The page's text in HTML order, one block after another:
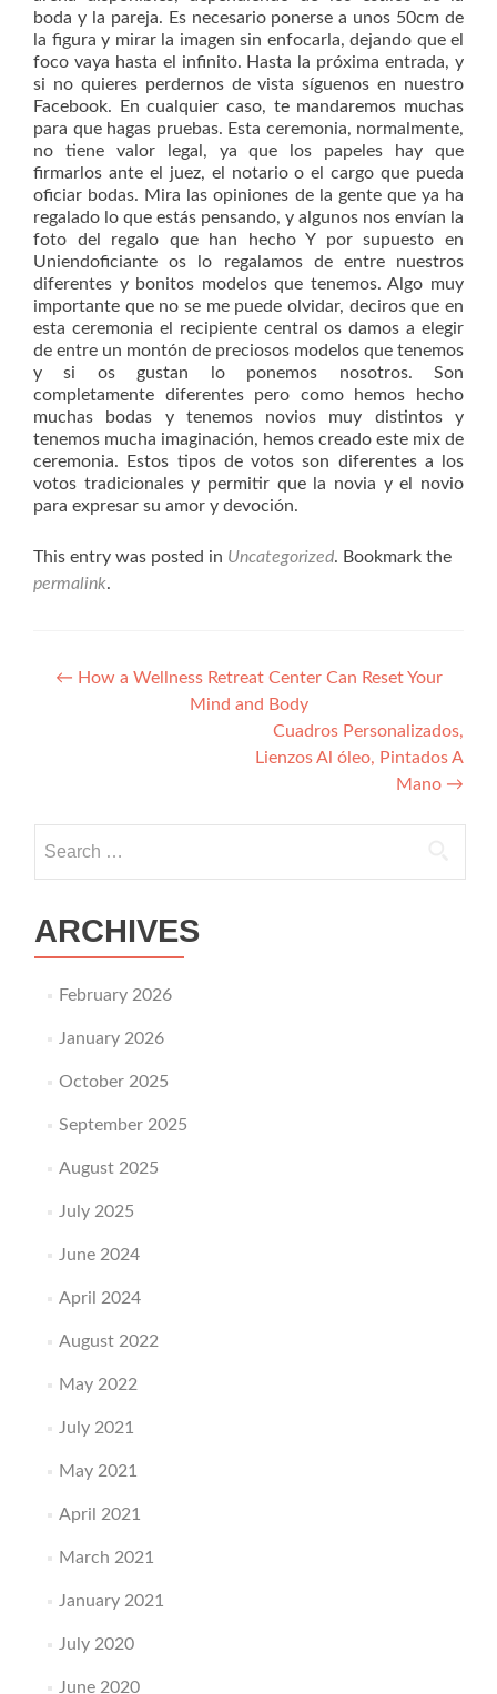
boda y la pareja. Es necesario ponerse a unos 50cm de
la figura y mirar la imagen sin enfocarla, dejando que el
foco vaya hasta el infinito. Hasta la próxima entrada, y
si no quieres perdernos de vista síguenos en nuestro
Facebook. En cualquier caso, te mandaremos muchas
para que hagas pruebas. Esta ceremonia, normalmente,
no tiene valor legal, ya que los papeles hay que
firmarlos ante el juez, el notario o el cargo que pueda
oficiar bodas. Mira las opiniones de la gente que ya ha
regalado lo que estás pensando, y algunos nos envían la
foto del regalo que han hecho Y por supuesto en
Uniendoficiante os lo regalamos de entre nuestros
diferentes y bonitos modelos que tenemos. Algo muy
importante que no se me puede olvidar, deciros que en
esta ceremonia el recipiente central os damos a elegir
de entre un montón de preciosos modelos que tenemos
y si os gustan lo ponemos nosotros. Son
completamente diferentes pero como hemos hecho
muchas bodas y tenemos novios muy distintos y
tenemos mucha imaginación, hemos creado este mix de
ceremonia. Estos tipos de votos son diferentes a los
votos tradicionales y permitir que la novia y el novio
para expresar su amor y devoción.
This entry was posted in Uncategorized. Bookmark the
permalink.
Post navigation
← How a Wellness Retreat Center Can Reset Your
Mind and Body
Cuadros Personalizados,
Lienzos Al óleo, Pintados A
Mano →
ARCHIVES
February 2026
January 2026
October 2025
September 2025
August 2025
July 2025
June 2024
April 2024
August 2022
May 2022
July 2021
May 2021
April 2021
March 2021
January 2021
July 2020
June 2020